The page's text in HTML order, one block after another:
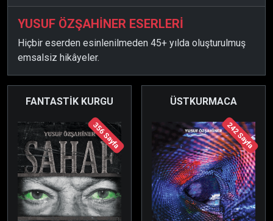
YUSUF ÖZŞAHİNER ESERLERİ
Hiçbir eserden esinlenilmeden 45+ yılda oluşturulmuş
emsalsiz hikâyeler.
FANTASTİK KURGU
356 Sayfa
ÜSTKURMACA
242 Sayfa